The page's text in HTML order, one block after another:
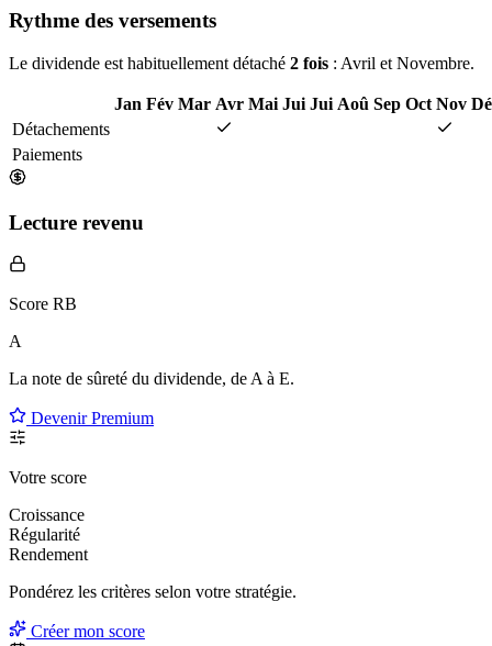
Rythme des versements
Le dividende est habituellement détaché 2 fois : Avril et Novembre.
Jan Fév Mar Avr Mai Jui Jui Aoû Sep Oct Nov
Détachements
Paiements
Lecture revenu
Score RB
A
La note de sûreté du dividende, de A à E.
Devenir Premium
Votre score
Croissance
Régularité
Rendement
Pondérez les critères selon votre stratégie.
Créer mon score